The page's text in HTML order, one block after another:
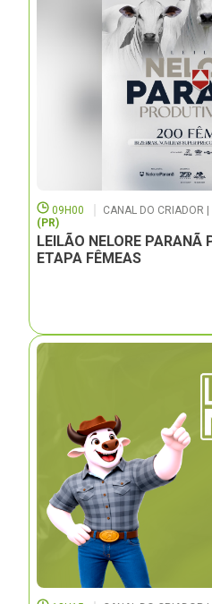
09H00 CANAL DO CRIADOR
(PR)
LEILÃO NELORE PARANÃ
ETAPA FÊMEAS